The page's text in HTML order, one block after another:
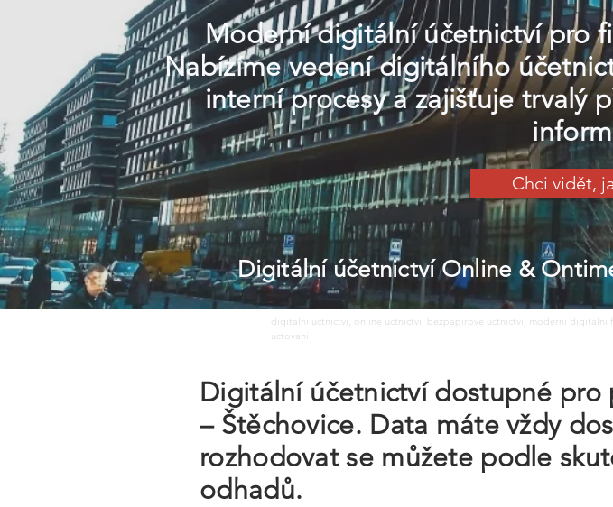
Moderní digitální účetnictví pro
Nabízíme vedení digitálního
interní procesy a zajišťuje trvalý
Chci vidět,
Digitální účetnictví Online &
digitalni uctnictvi, online uctnictvi, bezpapirove uctnictvi, moderni digitalni
uctovani
Digitální účetnictví dostupné
– Štěchovice. Data máte vždy
rozhodovat se můžete podle
odhadů.